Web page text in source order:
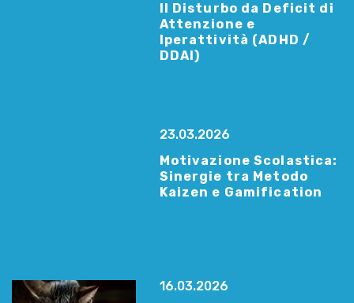
Il Disturbo da Deficit di
Attenzione e
Iperattività (ADHD /
DDAI)
23.03.2026
Motivazione Scolastica:
Sinergie tra Metodo
Kaizen e Gamification
16.03.2026